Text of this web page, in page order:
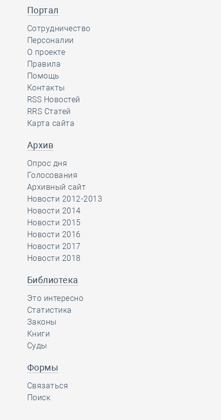
Портал
Сотрудничество
Персоналии
О проекте
Правила
Помощь
Контакты
RSS Новостей
RRS Статей
Карта сайта
Архив
Опрос дня
Голосования
Архивный сайт
Новости 2012-2013
Новости 2014
Новости 2015
Новости 2016
Новости 2017
Новости 2018
Библиотека
Это интересно
Статистика
Законы
Книги
Суды
Формы
Связаться
Поиск